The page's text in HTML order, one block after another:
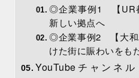
◎企業事例1 【UR
新しい拠点へ
◎企業事例2 【大和
けた街に賑わいをも
YouTubeチャンネル